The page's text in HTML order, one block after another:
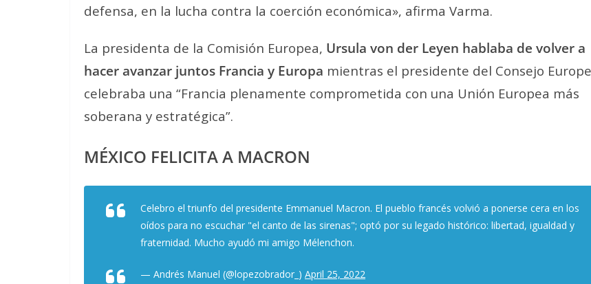
defensa, en la lucha contra la coerción económica», afirma Varma.
La presidenta de la Comisión Europea, Ursula von der Leyen hablaba de volver a
hacer avanzar juntos Francia y Europa mientras el presidente del Consejo
celebraba una “Francia plenamente comprometida con una Unión Europea más
soberana y estratégica”.
MÉXICO FELICITA A MACRON
Celebro el triunfo del presidente Emmanuel Macron. El pueblo francés volvió a ponerse cera en los
oídos para no escuchar "el canto de las sirenas"; optó por su legado histórico: libertad, igualdad y
fraternidad. Mucho ayudó mi amigo Mélenchon.
— Andrés Manuel (@lopezobrador_) April 25, 2022